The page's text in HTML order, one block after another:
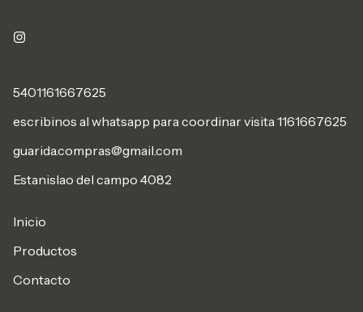
5401161667625
escribinos al whatsapp para coordinar visita 1161667625
guarida.compras@gmail.com
Estanislao del campo 4082
Inicio
Productos
Contacto